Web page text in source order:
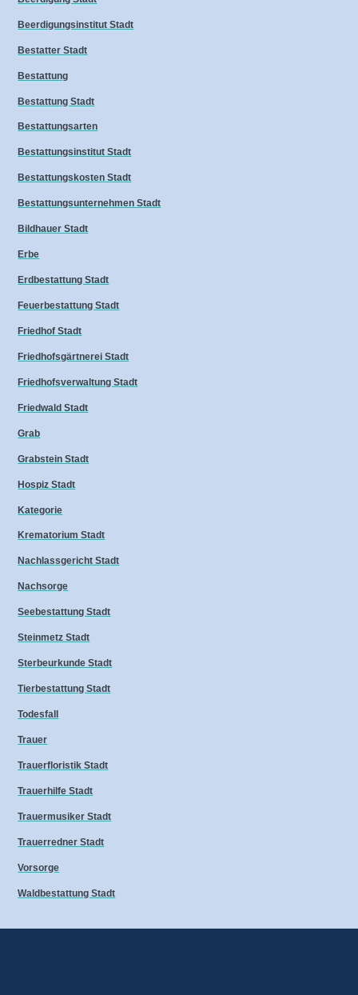
Beerdigungsinstitut Stadt
Bestatter Stadt
Bestattung
Bestattung Stadt
Bestattungsarten
Bestattungsinstitut Stadt
Bestattungskosten Stadt
Bestattungsunternehmen Stadt
Bildhauer Stadt
Erbe
Erdbestattung Stadt
Feuerbestattung Stadt
Friedhof Stadt
Friedhofsgärtnerei Stadt
Friedhofsverwaltung Stadt
Friedwald Stadt
Grab
Grabstein Stadt
Hospiz Stadt
Kategorie
Krematorium Stadt
Nachlassgericht Stadt
Nachsorge
Seebestattung Stadt
Steinmetz Stadt
Sterbeurkunde Stadt
Tierbestattung Stadt
Todesfall
Trauer
Trauerfloristik Stadt
Trauerhilfe Stadt
Trauermusiker Stadt
Trauerredner Stadt
Vorsorge
Waldbestattung Stadt